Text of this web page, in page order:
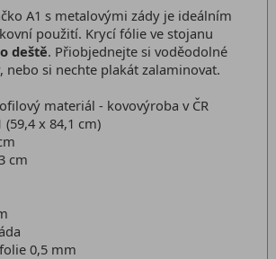
A1 s metalovými zády je ideálním
použití. Krycí fólie ve stojanu
deště. Přiobjednejte si voděodolné
nebo si nechte plakát zalaminovat.
materiál - kovovýroba v ČR
x 84,1 cm)
cm
0,5 mm